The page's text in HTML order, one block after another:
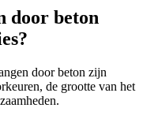
door beton
door beton zijn
de grootte van het